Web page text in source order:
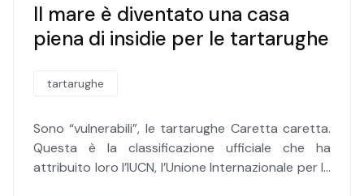
Il mare è diventato una casa
piena di insidie per le tartarughe
tartarughe
Sono “vulnerabili”, le tartarughe Caretta caretta.
Questa è la classificazione ufficiale che ha
attribuito loro l’IUCN, l’Unione Internazionale per la